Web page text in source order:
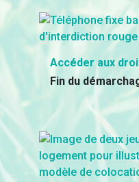
Accéder aux
Fin du